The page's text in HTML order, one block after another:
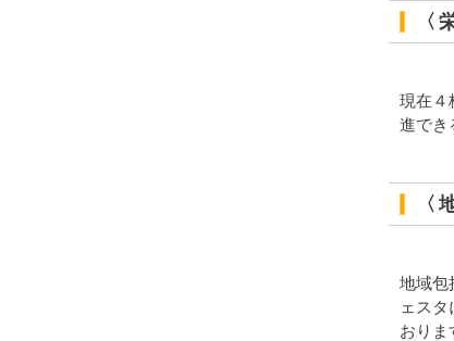
〈
現在４
進でき
〈
地域包
ェス
おりま